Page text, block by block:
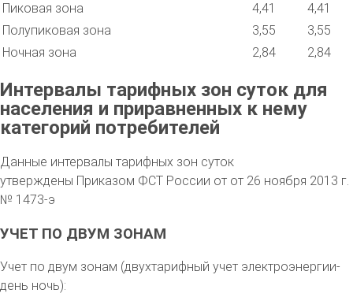
Пиковая зона
4,41
4,41
Полупиковая зона
3,55
3,55
Ночная зона
2,84 2,84
Интервалы тарифных зон суток для
населения и приравненных к нему
категорий потребителей
Данные интервалы тарифных зон суток
утверждены Приказом ФСТ России от от 26 ноября 2013 г.
№ 1473-э
УЧЕТ ПО ДВУМ ЗОНАМ
Учет по двум зонам (двухтарифный учет электроэнергии-
день ночь):